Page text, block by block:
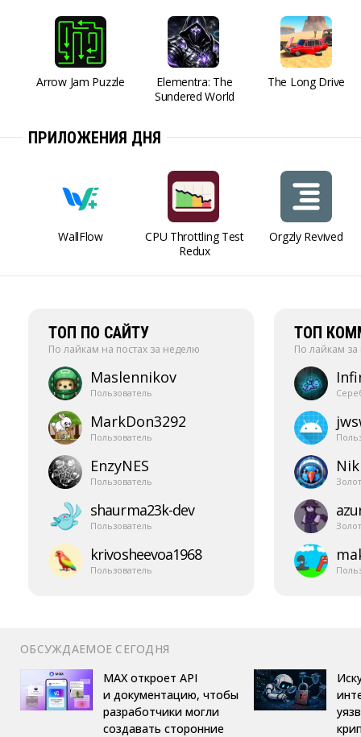
Arrow Jam Puzzle
Elementra: The
Sundered World
The Long Drive
ПРИЛОЖЕНИЯ ДНЯ
WallFlow
CPU Throttling Test
Redux
Orgzly Revived
ТОП ПО САЙТУ
По лайкам на постах за неделю
Maslennikov
Пользователь
MarkDon3292
Пользователь
EnzyNES
Пользователь
shaurma23k-​dev
Пользователь
krivosheevoa1968
Пользователь
ТОП
По лайкам
ОБСУЖДАЕМОЕ СЕГОДНЯ
MAX откроет API
и документацию, чтобы
разработчики могли
создавать сторонние